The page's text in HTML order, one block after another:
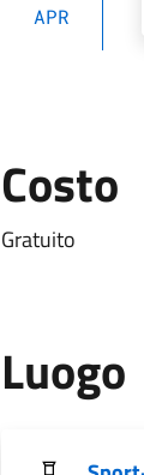
APR
Costo
Gratuito
Luogo